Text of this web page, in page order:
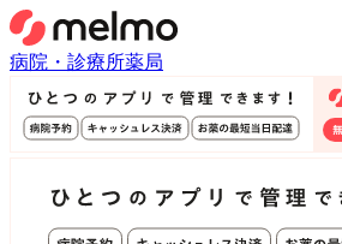
病院・診療所薬局